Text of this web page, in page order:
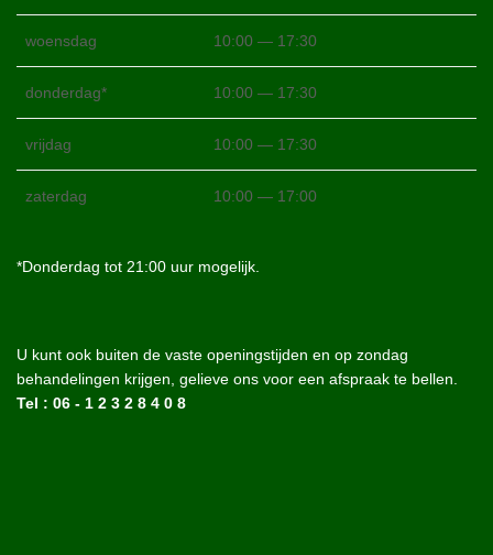
woensdag 10:00 — 17:30
donderdag* 10:00 — 17:30
vrijdag 10:00 — 17:30
zaterdag 10:00 — 17:00
*Donderdag tot 21:00 uur mogelijk.
U kunt ook buiten de vaste openingstijden en op zondag
behandelingen krijgen, gelieve ons voor een afspraak te bellen.
Tel : 06 - 1 2 3 2 8 4 0 8